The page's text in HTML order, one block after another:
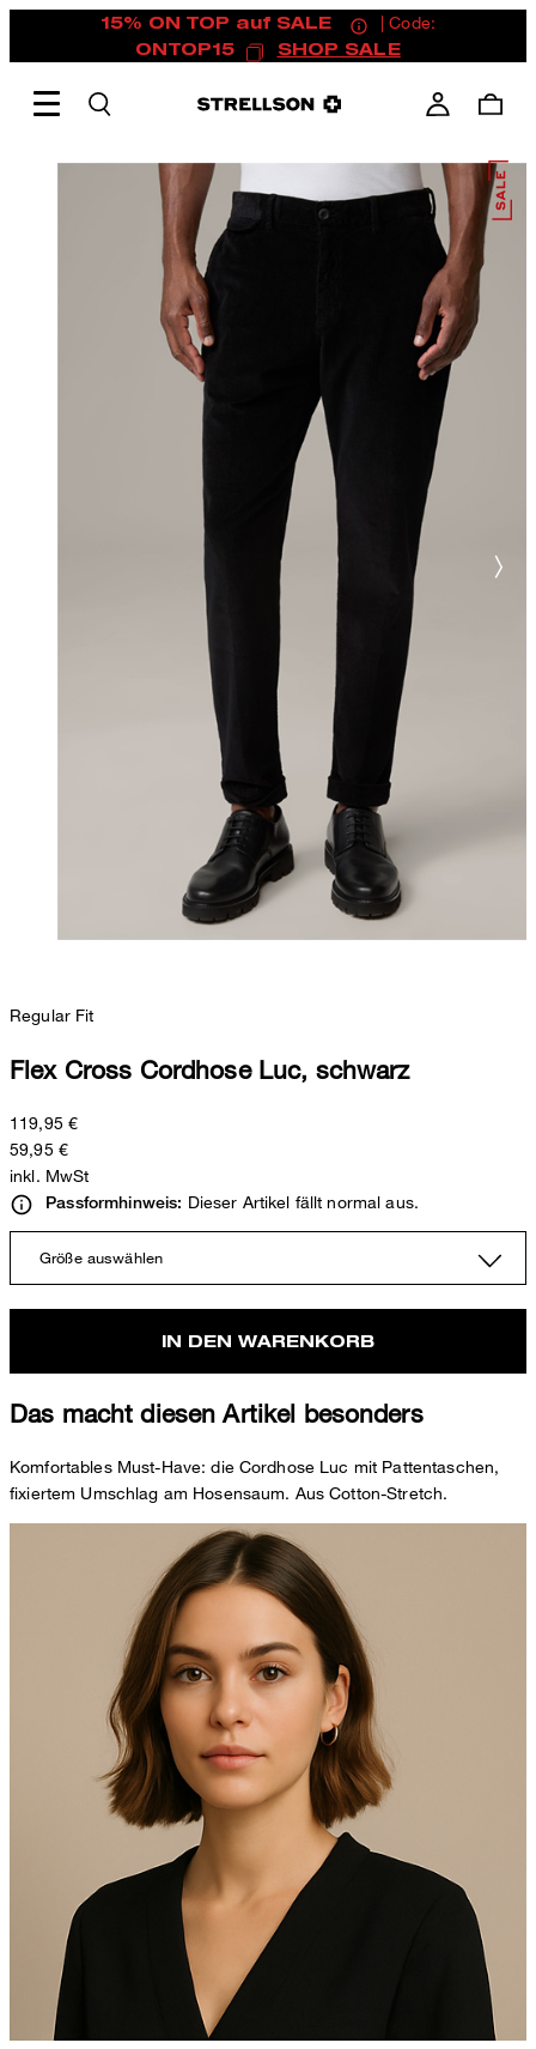
15% ON TOP auf SALE
| Code:
ONTOP15
SHOP SALE
Regular Fit
Flex Cross Cordhose Luc, schwarz
119,95 €
59,95 €
inkl. MwSt
Passformhinweis: Dieser Artikel fällt normal aus.
Größe auswählen
IN DEN WARENKORB
Das macht diesen Artikel besonders
Komfortables Must-Have: die Cordhose Luc mit Pattentaschen,
fixiertem Umschlag am Hosensaum. Aus Cotton-Stretch.